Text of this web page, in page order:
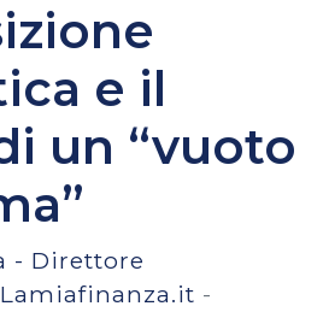
e il
un “vuoto
- Direttore
-